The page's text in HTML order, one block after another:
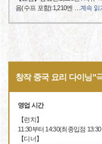
음(수프 포함):1,210엔
계속 읽
창작 중국 요리 다이닝"
영업 시간
【런치】
11:30부터 14:30(최종입점
【디너】